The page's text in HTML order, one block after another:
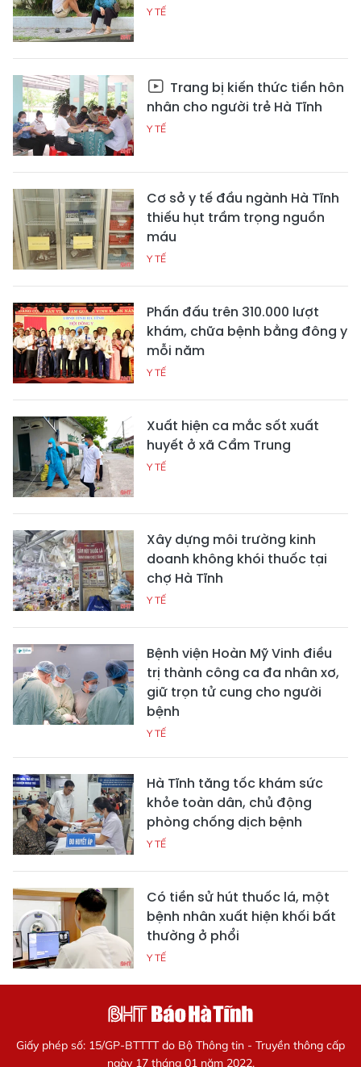
Y TẾ
Trang bị kiến thức tiền hôn
nhân cho người trẻ Hà Tĩnh
Y TẾ
Cơ sở y tế đầu ngành Hà Tĩnh
thiếu hụt trầm trọng nguồn
máu
Y TẾ
Phấn đấu trên 310.000 lượt
khám, chữa bệnh bằng đông y
mỗi năm
Y TẾ
Xuất hiện ca mắc sốt xuất
huyết ở xã Cẩm Trung
Y TẾ
Xây dựng môi trường kinh
doanh không khói thuốc tại
chợ Hà Tĩnh
Y TẾ
Bệnh viện Hoàn Mỹ Vinh điều
trị thành công ca đa nhân xơ,
giữ trọn tử cung cho người
bệnh
Y TẾ
Hà Tĩnh tăng tốc khám sức
khỏe toàn dân, chủ động
phòng chống dịch bệnh
Y TẾ
Có tiền sử hút thuốc lá, một
bệnh nhân xuất hiện khối bất
thường ở phổi
Y TẾ
Giấy phép số: 15/GP-BTTTT do Bộ Thông tin - Truyền thông cấp
ngày 17 tháng 01 năm 2022.